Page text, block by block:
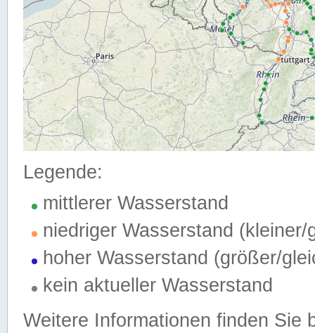
Legende:
mittlerer Wasserstand
niedriger Wasserstand (kleiner/
hoher Wasserstand (größer/
kein aktueller Wasserstand
Weitere Informationen finden Sie